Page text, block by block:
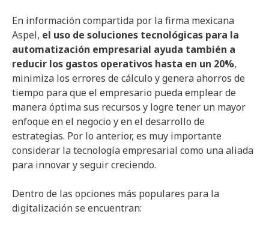
En información compartida por la firma mexicana
Aspel, el uso de soluciones tecnológicas para la
automatización empresarial ayuda también a
reducir los gastos operativos hasta en un 20%,
minimiza los errores de cálculo y genera ahorros de
tiempo para que el empresario pueda emplear de
manera óptima sus recursos y logre tener un mayor
enfoque en el negocio y en el desarrollo de
estrategias. Por lo anterior, es muy importante
considerar la tecnología empresarial como una aliada
para innovar y seguir creciendo.
Dentro de las opciones más populares para la
digitalización se encuentran: